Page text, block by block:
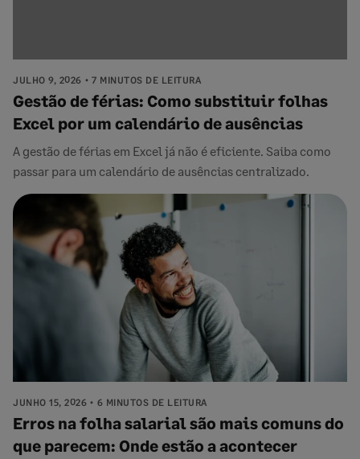
JULHO 9, 2026 7 MINUTOS DE LEITURA
Gestão de férias: Como substituir folhas
Excel por um calendário de ausências
A gestão de férias em Excel já não é eficiente. Saiba como
passar para um calendário de ausências centralizado.
JUNHO 15, 2026 6 MINUTOS DE LEITURA
Erros na folha salarial são mais comuns do
que parecem: Onde estão a acontecer